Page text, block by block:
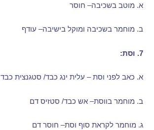
א. מוטב בשכיבה– חוסר
ב. מוחמר בשכיבה ומוקל בישיבה– עודף
7. וסת:
א. כאב לפני וסת – עלית ינג כבד/ סטגנצית כבד
ב. מוחמר בווסת–אש כבד/ סטזיס דם
ג. מוחמר לקראת סוף וסת– חוסר דם